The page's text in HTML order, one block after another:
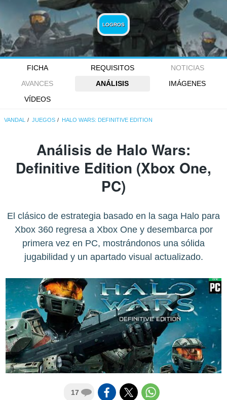
LOGROS
FICHA REQUISITOS
NOTICIAS
AVANCES
ANÁLISIS
IMÁGENES
VÍDEOS
VANDAL JUEGOS HALO WARS: DEFINITIVE EDITION
Análisis de Halo Wars:
Definitive Edition (Xbox One,
PC)
El clásico de estrategia basado en la saga Halo para
Xbox 360 regresa a Xbox One y desembarca por
primera vez en PC, mostrándonos una sólida
jugabilidad y un apartado visual actualizado.
17